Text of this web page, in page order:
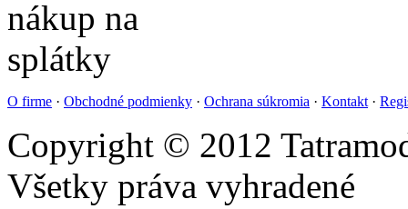
O firme · Obchodné podmienky · Ochrana súkromia · Kontakt ·
Copyright © 2012
Všetky práva vyhradené